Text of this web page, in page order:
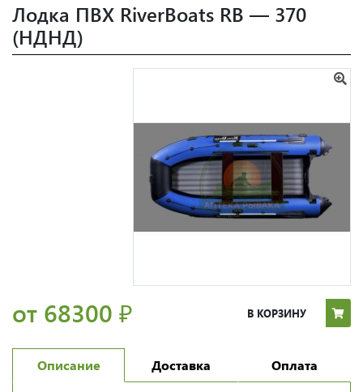
Лодка ПВХ RiverBoats RB — 370
(НДНД)
от 68300 ₽ В КОРЗИНУ
Описание Доставка Оплата